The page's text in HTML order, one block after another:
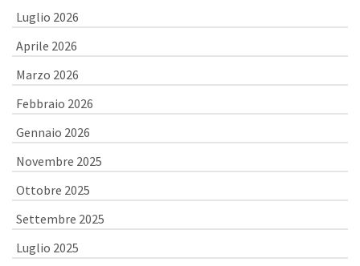
Luglio 2026
Aprile 2026
Marzo 2026
Febbraio 2026
Gennaio 2026
Novembre 2025
Ottobre 2025
Settembre 2025
Luglio 2025